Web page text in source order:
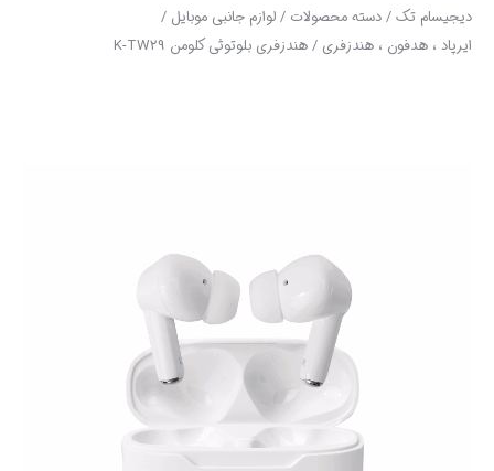
دیجیسام تک/دسته محصولات /لوازم جانبی موبایل /
ایرپاد ، هدفون ، هندزفری / هندزفری بلوتوثی کلومن K-TW29